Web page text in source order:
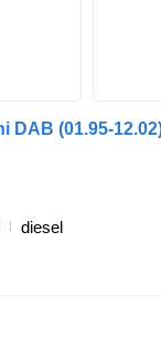
diesel